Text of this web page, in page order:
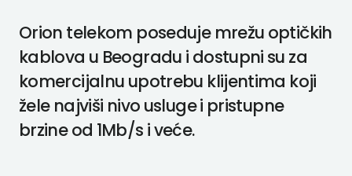
Orion telekom poseduje mrežu optičkih
kablova u Beogradu i dostupni su za
komercijalnu upotrebu klijentima koji
žele najviši nivo usluge i pristupne
brzine od 1Mb/s i veće.